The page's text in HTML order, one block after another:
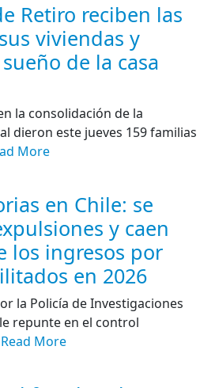
Retiro reciben las
viviendas y
de la casa
la consolidación de la
dieron este jueves 159 familias
More
en Chile: se
y caen
los ingresos por
en 2026
la Policía de Investigaciones
repunte en el control
Read More